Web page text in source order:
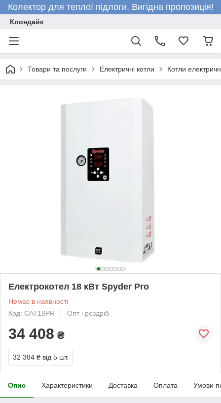
Колектор для теплої підлоги. Вигідна пропозиція!
Клондайк
Товари та послуги Електричні котли Котли
Електрокотел 18 кВт Spyder Pro
Немає в наявності
Код: САТ18PR
Опт і роздріб
34 408 ₴
32 384 ₴ від 5 шт.
Опис Характеристики Доставка Оплата Умови